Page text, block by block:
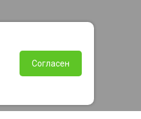
Согласен